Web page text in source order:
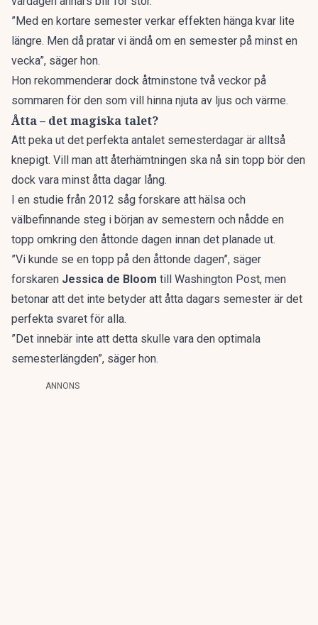
”Med en kortare semester verkar effekten hänga kvar lite
längre. Men då pratar vi ändå om en semester på minst en
vecka”, säger hon.
Hon rekommenderar dock åtminstone två veckor på
sommaren för den som vill hinna njuta av ljus och värme.
Åtta – det magiska talet?
Att peka ut det perfekta antalet semesterdagar är alltså
knepigt. Vill man att återhämtningen ska nå sin topp bör den
dock vara minst åtta dagar lång.
I en studie från 2012 såg forskare att hälsa och
välbefinnande steg i början av semestern och nådde en
topp omkring den åttonde dagen innan det planade ut.
”Vi kunde se en topp på den åttonde dagen”, säger
forskaren Jessica de Bloom till Washington Post, men
betonar att det inte betyder att åtta dagars semester är det
perfekta svaret för alla.
”Det innebär inte att detta skulle vara den optimala
semesterlängden”, säger hon.
ANNONS